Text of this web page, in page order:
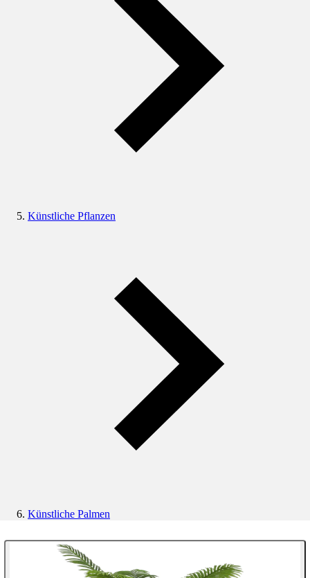
Künstliche Pflanzen
Künstliche Palmen